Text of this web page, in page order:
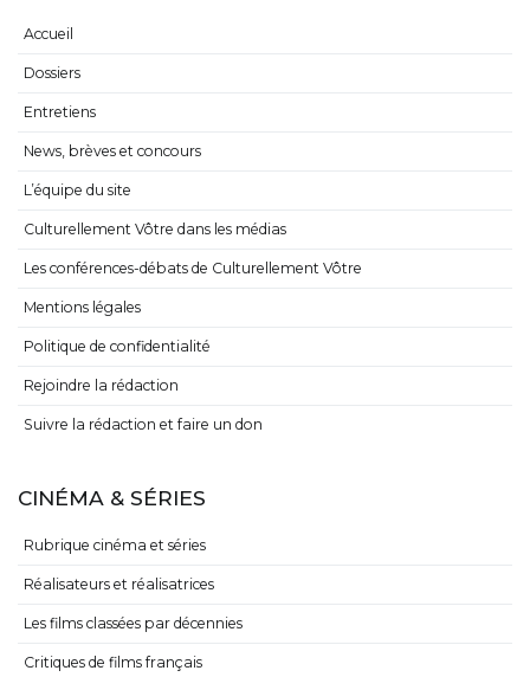
Accueil
Dossiers
Entretiens
News, brèves et concours
L’équipe du site
Culturellement Vôtre dans les médias
Les conférences-débats de Culturellement Vôtre
Mentions légales
Politique de confidentialité
Rejoindre la rédaction
Suivre la rédaction et faire un don
CINÉMA & SÉRIES
Rubrique cinéma et séries
Réalisateurs et réalisatrices
Les films classées par décennies
Critiques de films français